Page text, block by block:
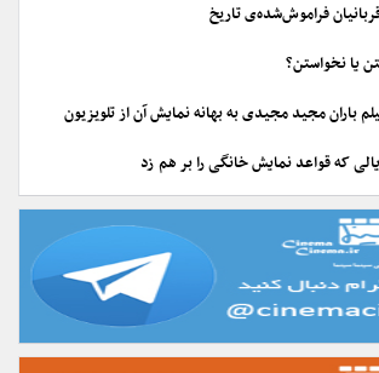
فراموش‌شده‌ی تاریخ
یا نخواستن؟
باران مجید مجیدی به بهانه نمایش آن از تلویزیون
که قواعد نمایش خانگی را بر هم زد